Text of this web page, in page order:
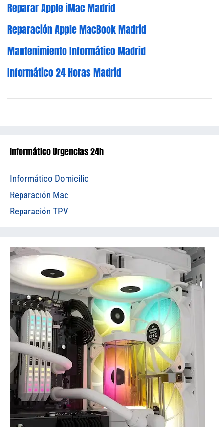
Reparar Apple iMac Madrid
Reparación Apple MacBook Madrid
Mantenimiento Informático Madrid
Informático 24 Horas Madrid
Informático Urgencias 24h
Informático Domicilio
Reparación Mac
Reparación TPV